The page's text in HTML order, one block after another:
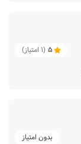
5
(
1 امتیاز)
بدون امتیاز